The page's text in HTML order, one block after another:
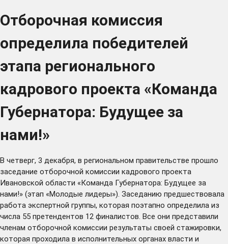
Отборочная комиссия
определила победителей
этапа регионального
кадрового проекта «Команда
Губернатора: Будущее за
нами!»
В четверг, 3 декабря, в региональном правительстве прошло
заседание отборочной комиссии кадрового проекта
Ивановской области «Команда Губернатора: Будущее за
нами!» (этап «Молодые лидеры»). Заседанию предшествовала
работа экспертной группы, которая поэтапно определила из
числа 55 претендентов 12 финалистов. Все они представили
членам отборочной комиссии результаты своей стажировки,
которая проходила в исполнительных органах власти и